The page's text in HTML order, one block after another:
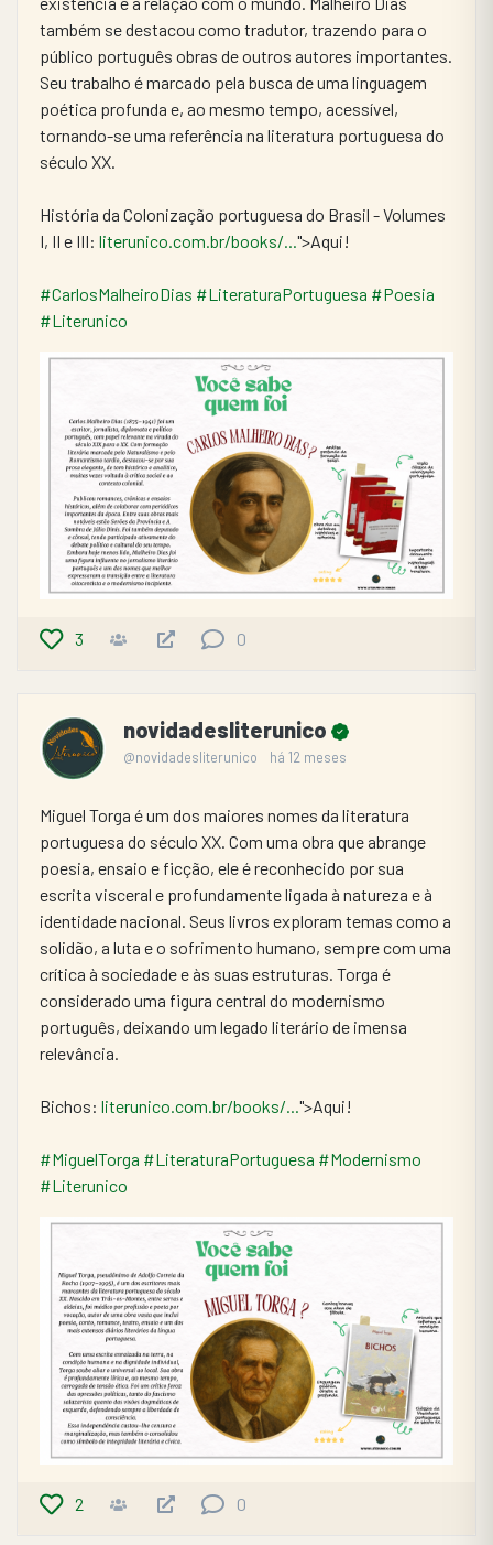
também se destacou como tradutor, trazendo para o
público português obras de outros autores importantes.
Seu trabalho é marcado pela busca de uma linguagem
poética profunda e, ao mesmo tempo, acessível,
tornando-se uma referência na literatura portuguesa do
século XX.
História da Colonização portuguesa do Brasil - Volumes
I, II e III: literunico.com.br/books/...">Aqui!
#CarlosMalheiroDias #LiteraturaPortuguesa #Poesia
#Literunico
3 0
novidadesliterunico
@novidadesliterunico há 12 meses
Miguel Torga é um dos maiores nomes da literatura
portuguesa do século XX. Com uma obra que abrange
poesia, ensaio e ficção, ele é reconhecido por sua
escrita visceral e profundamente ligada à natureza e à
identidade nacional. Seus livros exploram temas como a
solidão, a luta e o sofrimento humano, sempre com uma
crítica à sociedade e às suas estruturas. Torga é
considerado uma figura central do modernismo
português, deixando um legado literário de imensa
relevância.
Bichos: literunico.com.br/books/... ">Aqui!
#MiguelTorga #LiteraturaPortuguesa #Modernismo
#Literunico
2 0